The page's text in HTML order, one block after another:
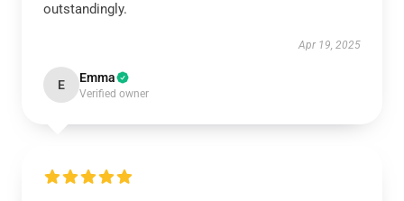
outstandingly.
Apr 19, 2025
E Emma
Verified owner